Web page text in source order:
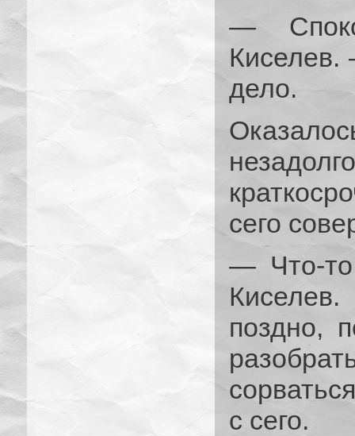
—
Киселев.
дело.
сего
— Что-
поздно,
с сего.